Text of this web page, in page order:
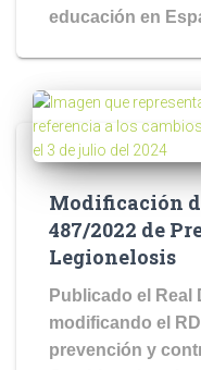
educación en
Modificación
487/2022 de
Legionelosis
Publicado el Real
modificando el
prevención y